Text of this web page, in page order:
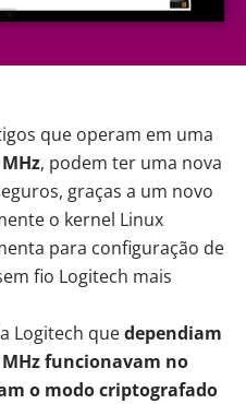
que operam em uma
, podem ter uma nova
graças a um novo
o kernel Linux
para configuração de
fio Logitech mais
Logitech quedependiam
MHz funcionavam no
o modo criptografado